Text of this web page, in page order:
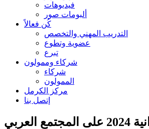
فيديوهات
ألبومات صور
كُن فعالاً
التدريب المهني والتخصص
عضوية وتطوع
تبرع
شركاء وممولون
شركاء
الممولون
مركز الكرمل
إتصل بنا